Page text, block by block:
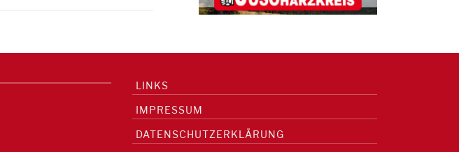
LINKS
IMPRESSUM
DATENSCHUTZERKLÄRUNG